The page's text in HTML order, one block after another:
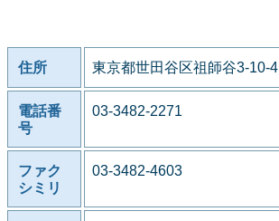
住所 東京都世田谷区祖師谷3-10-4
電話番
号
03-3482-2271
ファク
シミリ
03-3482-4603